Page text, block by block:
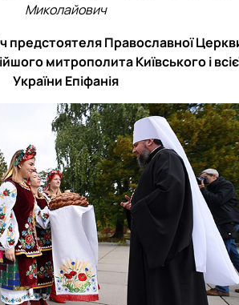
Миколайович
предстоятеля Православної
митрополита Київського і
України Епіфанія